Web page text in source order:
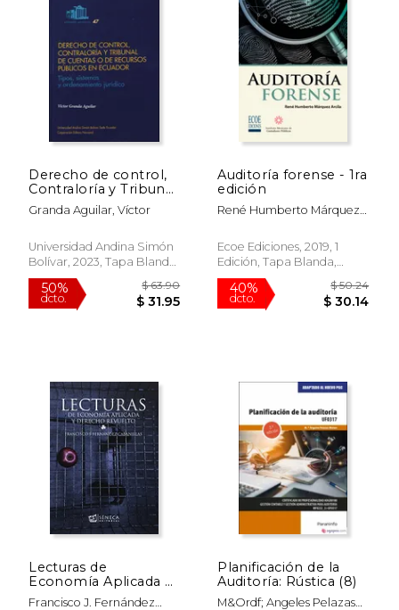
Derecho de control,
Contraloría y Tribunal
de Cuentas o de
Recursos Públicos en
sistemas y
ordenamiento
Granda Aguilar, Víctor
Universidad Andina Simón
Bolívar, 2023, Tapa Blanda,
Nuevo
Auditoría forense - 1ra
edición
René Humberto Márquez
Ecoe Ediciones, 2019, 1
Edición, Tapa Blanda,
Nuevo
Lecturas de
Economía Aplicada y
Derecho Revuelto
Francisco J. Fernández
Planificación de la
Auditoría: Rústica (8)
M&Ordf; Angeles Pelazas